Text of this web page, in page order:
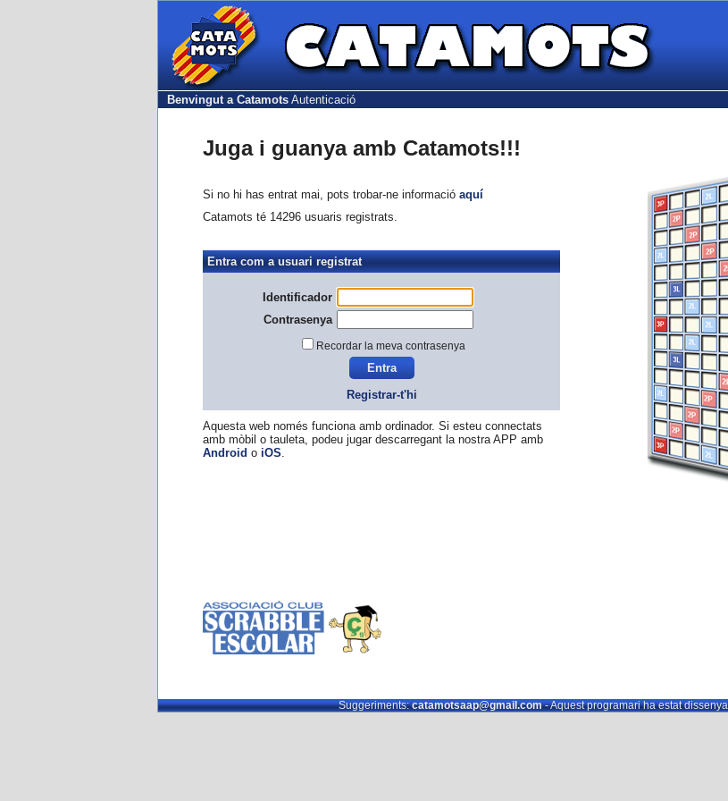
Benvingut a Catamots Autenticació
Juga i guanya amb Catamots!!!
Si no hi has entrat mai, pots trobar-ne informació aquí
Catamots té 14296 usuaris registrats.
Entra com a usuari registrat
Identificador
Contrasenya
Recordar la meva contrasenya
Registrar-t'hi
Aquesta web només funciona amb ordinador. Si esteu connectats
amb mòbil o tauleta, podeu jugar descarregant la nostra APP amb
Android o iOS.
Suggeriments:catamotsaap@gmail.com- Aquest programari ha estat